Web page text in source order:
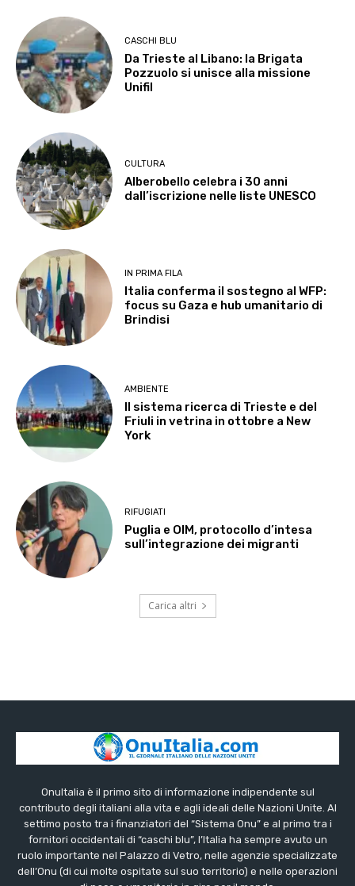
CASCHI BLU
Da Trieste al Libano: la Brigata
Pozzuolo si unisce alla missione
Unifil
CULTURA
Alberobello celebra i 30 anni
dall’iscrizione nelle liste UNESCO
IN PRIMA FILA
Italia conferma il sostegno al WFP:
focus su Gaza e hub umanitario di
Brindisi
AMBIENTE
Il sistema ricerca di Trieste e del
Friuli in vetrina in ottobre a New
York
RIFUGIATI
Puglia e OIM, protocollo d’intesa
sull’integrazione dei migranti
Carica altri
OnuItalia è il primo sito di informazione indipendente sul
contributo degli italiani alla vita e agli ideali delle Nazioni Unite. Al
settimo posto tra i finanziatori del “Sistema Onu” e al primo tra i
fornitori occidentali di “caschi blu”, l’Italia ha sempre avuto un
ruolo importante nel Palazzo di Vetro, nelle agenzie specializzate
dell’Onu (di cui molte ospitate sul suo territorio) e nelle operazioni